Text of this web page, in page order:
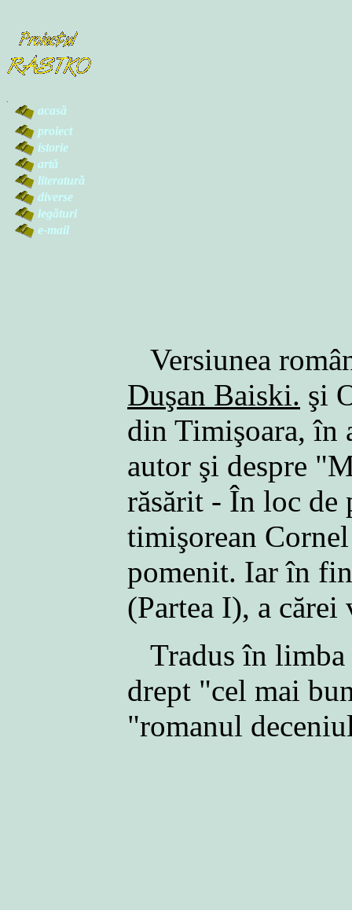
acasă
proiect
istorie
artă
literatură
diverse
legături
e-mail
Versiunea
Duşan Baiski. şi
din Timişoara, în
autor şi despre
răsărit - În loc de
timişorean
pomenit. Iar în
(Partea I), a
Tradus în limba
drept "cel mai
"romanul